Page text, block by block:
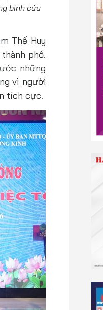
bình cứu
Thế Huy
phố.
những
vì người
tích cực.